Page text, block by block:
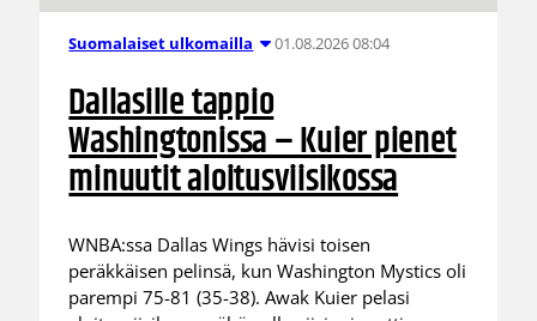
Suomalaiset ulkomailla 01.08.2026 08:04
Dallasille tappio
Washingtonissa – Kuier pienet
minuutit aloitusviisikossa
WNBA:ssa Dallas Wings hävisi toisen
peräkkäisen pelinsä, kun Washington Mystics oli
parempi 75-81 (35-38). Awak Kuier pelasi